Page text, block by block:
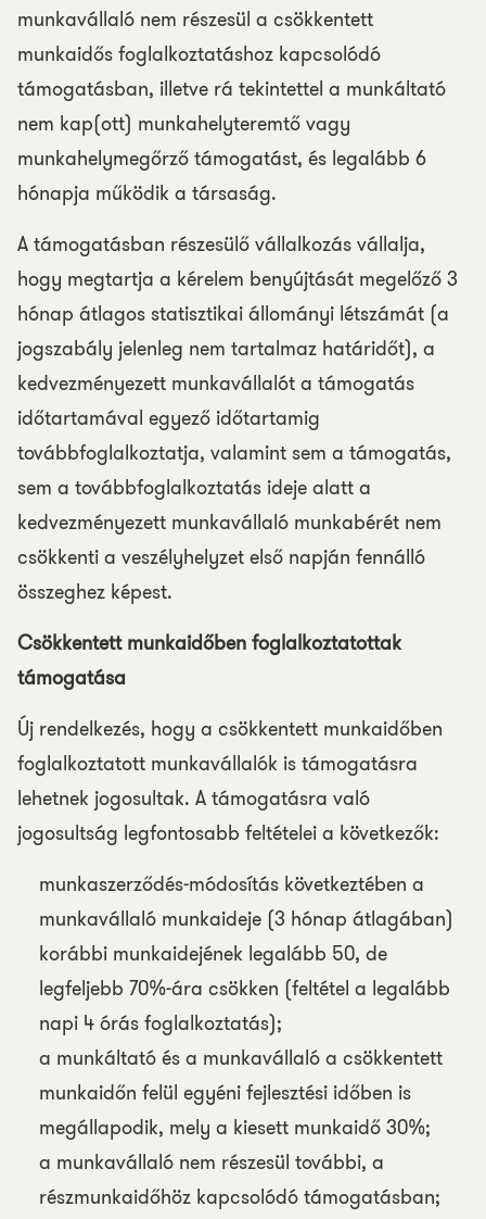
munkavállaló nem részesül a csökkentett
munkaidős foglalkoztatáshoz kapcsolódó
támogatásban, illetve rá tekintettel a munkáltató
nem kap(ott) munkahelyteremtő vagy
munkahelymegőrző támogatást, és legalább 6
hónapja működik a társaság.
A támogatásban részesülő vállalkozás vállalja,
hogy megtartja a kérelem benyújtását megelőző 3
hónap átlagos statisztikai állományi létszámát (a
jogszabály jelenleg nem tartalmaz határidőt), a
kedvezményezett munkavállalót a támogatás
időtartamával egyező időtartamig
továbbfoglalkoztatja, valamint sem a támogatás,
sem a továbbfoglalkoztatás ideje alatt a
kedvezményezett munkavállaló munkabérét nem
csökkenti a veszélyhelyzet első napján fennálló
összeghez képest.
Csökkentett munkaidőben foglalkoztatottak
támogatása
Új rendelkezés, hogy a csökkentett munkaidőben
foglalkoztatott munkavállalók is támogatásra
lehetnek jogosultak. A támogatásra való
jogosultság legfontosabb feltételei a következők:
munkaszerződés-módosítás következtében a
munkavállaló munkaideje (3 hónap átlagában)
korábbi munkaidejének legalább 50, de
legfeljebb 70%-ára csökken (feltétel a legalább
napi 4 órás foglalkoztatás);
a munkáltató és a munkavállaló a csökkentett
munkaidőn felül egyéni fejlesztési időben is
megállapodik, mely a kiesett munkaidő 30%;
a munkavállaló nem részesül további, a
részmunkaidőhöz kapcsolódó támogatásban;